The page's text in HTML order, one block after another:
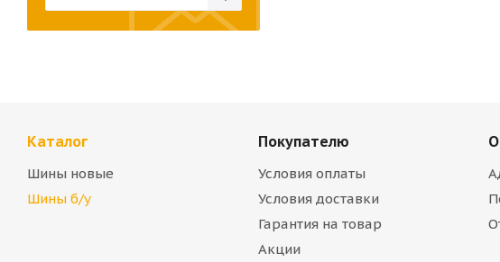
Каталог
Шины новые
Шины б/у
Покупателю
Условия оплаты
Условия доставки
Гарантия на товар
Акции